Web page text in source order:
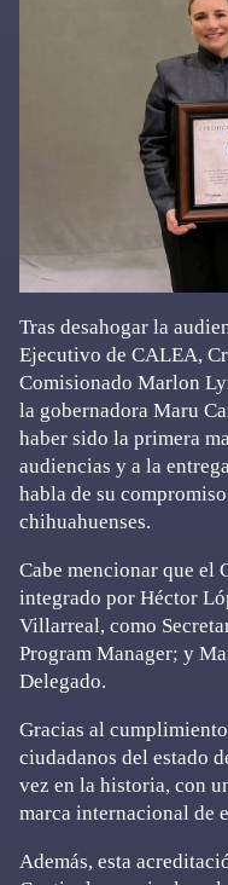
Tras desahogar la
Ejecutivo de CALEA,
Comisionado Marlon
la gobernadora Maru
haber sido la primera
audiencias y a la
habla de su
chihuahuenses.
Cabe mencionar que el
integrado por Héctor
Villarreal, como
Program Manager; y
Delegado.
Gracias al
ciudadanos del estado
vez en la historia, con
marca internacional de
Además, esta